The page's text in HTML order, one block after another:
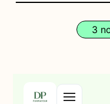
3